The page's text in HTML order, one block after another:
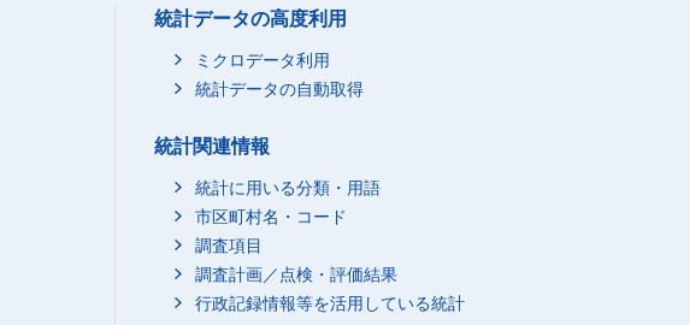
204 245
240
237
193
243
256
261
統計データの高度利用
ミクロデータ利用
統計データの自動取得
統計関連情報
統計に用いる分類・用語
市区町村名・コード
調査項目
調査計画／点検・評価結果
行政記録情報等を活用している統計